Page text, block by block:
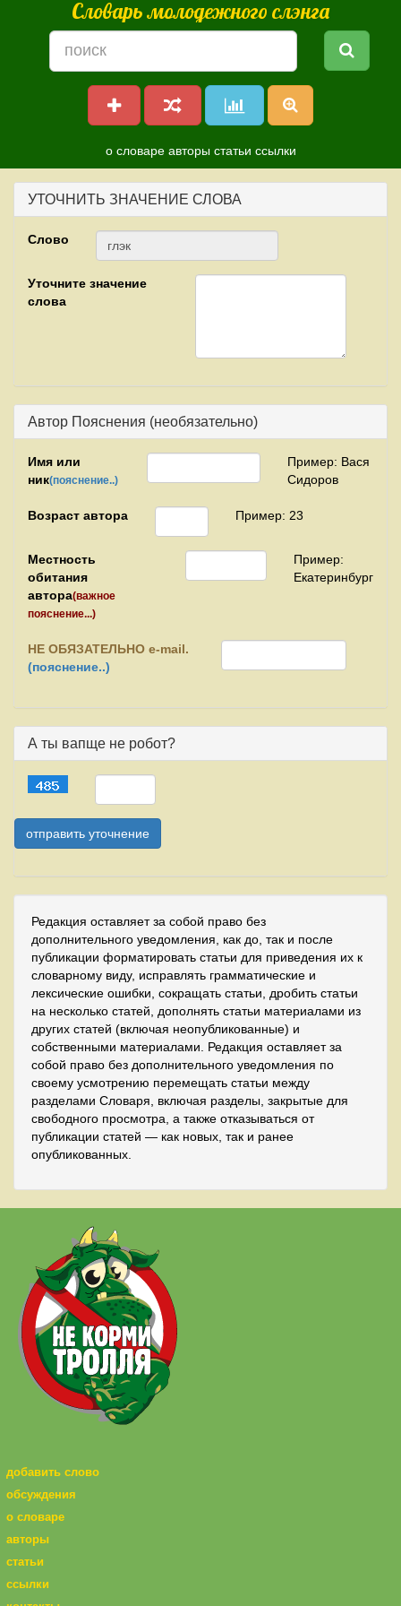
Словарь молодежного слэнга
о словаре авторы статьи ссылки
УТОЧНИТЬ ЗНАЧЕНИЕ СЛОВА
Слово
Уточните значение
слова
Автор Пояснения (необязательно)
Имя или
ник(пояснение..)
Пример: Вася
Сидоров
Возраст автора Пример: 23
Местность
обитания
автора(важное
пояснение...)
Пример:
Екатеринбург
НЕ ОБЯЗАТЕЛЬНО e-mail.
(пояснение..)
А ты вапще не робот?
Редакция оставляет за собой право без
дополнительного уведомления, как до, так и после
публикации форматировать статьи для приведения их к
словарному виду, исправлять грамматические и
лексические ошибки, сокращать статьи, дробить статьи
на несколько статей, дополнять статьи материалами из
других статей (включая неопубликованные) и
собственными материалами. Редакция оставляет за
собой право без дополнительного уведомления по
своему усмотрению перемещать статьи между
разделами Словаря, включая разделы, закрытые для
свободного просмотра, а также отказываться от
публикации статей — как новых, так и ранее
опубликованных.
добавить слово
обсуждения
о словаре
авторы
статьи
ссылки